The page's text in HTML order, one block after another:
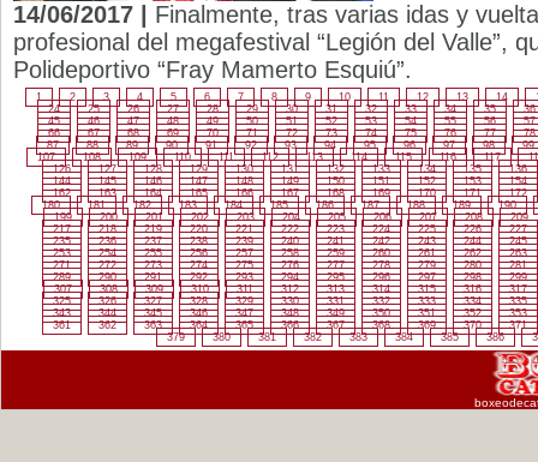
14/06/2017 | Finalmente, tras varias idas y
profesional del megafestival “Legión del Valle”,
Polideportivo “Fray Mamerto Esquiú”.
1 2 3 4 5 6 7 8 9 10 11 12 13 14
24
25 26 27 28 29 30 31 32 33 34 35
36
45
46 47 48 49 50 51 52 53 54 55 56
57
66
67 68 69 70 71 72 73 74 75 76 77
78
87
88 89 90 91 92 93 94 95 96 97 98
99
107
108 109 110 111 112 113 114 115 116 117
126
127 128 129 130 131 132 133 134 135
136
144
145 146 147 148 149 150 151 152 153
154
162
163 164 165 166 167 168 169 170 171
172
180
181 182 183 184 185 186 187 188 189
190
199
200 201 202 203 204 205 206 207 208
209
217
218 219 220 221 222 223 224 225 226
227
235
236 237 238 239 240 241 242 243 244
245
253
254 255 256 257 258 259 260 261 262
263
271
272 273 274 275 276 277 278 279 280
281
289
290 291 292 293 294 295 296 297 298
299
307
308 309 310 311 312 313 314 315 316
317
325
326 327 328 329 330 331 332 333 334
335
343
344 345 346 347 348 349 350 351 352
353
361
362 363 364 365 366 367 368 369 370
371
379
380 381 382 383 384 385 386